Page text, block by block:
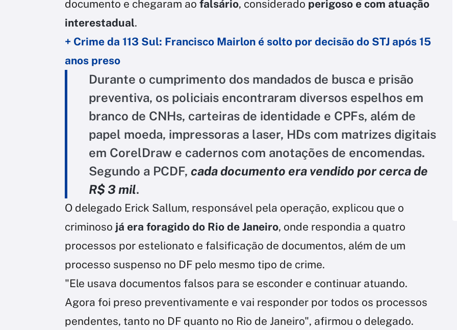
documento e chegaram ao falsário, considerado perigoso e com atuação
interestadual.
+ Crime da 113 Sul: Francisco Mairlon é solto por decisão do STJ após 15
anos preso
Durante o cumprimento dos mandados de busca e prisão
preventiva, os policiais encontraram diversos espelhos em
branco de CNHs, carteiras de identidade e CPFs, além de
papel moeda, impressoras a laser, HDs com matrizes digitais
em CorelDraw e cadernos com anotações de encomendas.
Segundo a PCDF, cada documento era vendido por cerca de
R$ 3 mil.
O delegado Erick Sallum, responsável pela operação, explicou que o
criminoso já era foragido do Rio de Janeiro, onde respondia a quatro
processos por estelionato e falsificação de documentos, além de um
processo suspenso no DF pelo mesmo tipo de crime.
"Ele usava documentos falsos para se esconder e continuar atuando.
Agora foi preso preventivamente e vai responder por todos os processos
pendentes, tanto no DF quanto no Rio de Janeiro", afirmou o delegado.